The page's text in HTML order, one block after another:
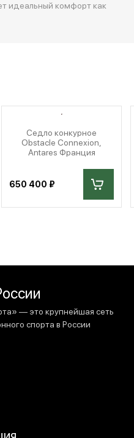
идеальный комфорт как
Седло конкурное
Obstacle Connexion,
Antares Франция
650 400 ₽
— это крупнейшая сеть
спорта в России